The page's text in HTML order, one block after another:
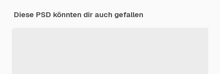
Diese PSD könnten dir auch gefallen